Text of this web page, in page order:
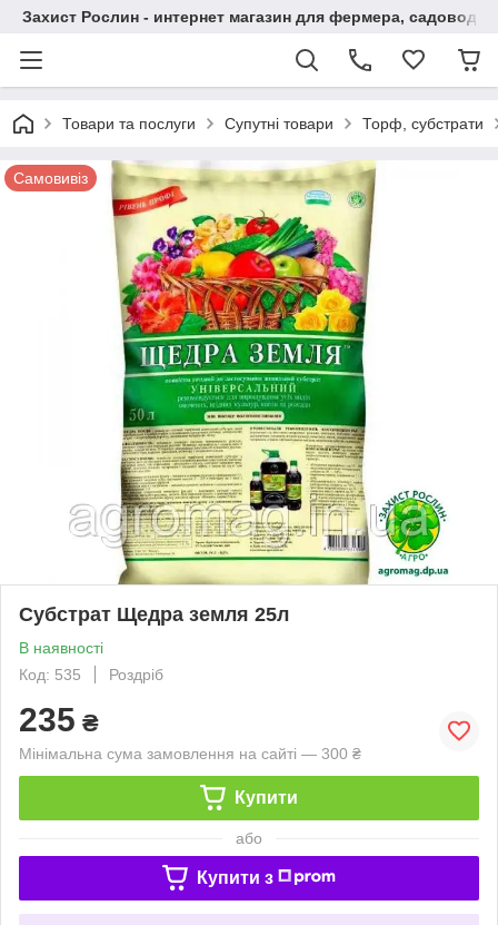
Захист Рослин - интернет магазин для фермера,
Товари та послуги Супутні товари Торф, субстрати
Самовивіз
Субстрат Щедра земля 25л
В наявності
Код: 535
Роздріб
235 ₴
Мінімальна сума замовлення на сайті — 300 ₴
Купити
або
Купити з